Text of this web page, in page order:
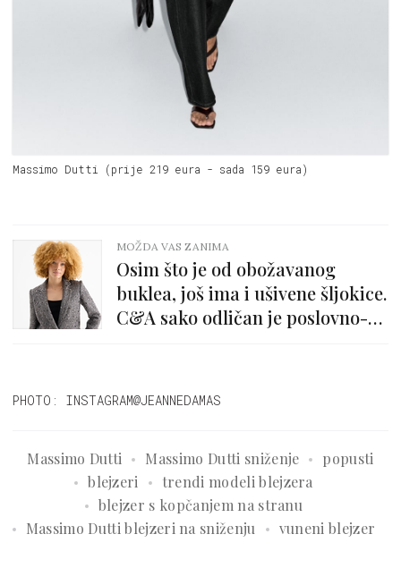
Massimo Dutti (prije 219 eura - sada 159 eura)
MOŽDA VAS ZANIMA
Osim što je od obožavanog
buklea, još ima i ušivene šljokice.
C&A sako odličan je poslovno-
PHOTO: INSTAGRAM@JEANNEDAMAS
Massimo Dutti Massimo Dutti sniženje
popusti
blejzeri
trendi modeli blejzera
blejzer s kopčanjem na stranu
Massimo Dutti blejzeri na sniženju
vuneni blejzer